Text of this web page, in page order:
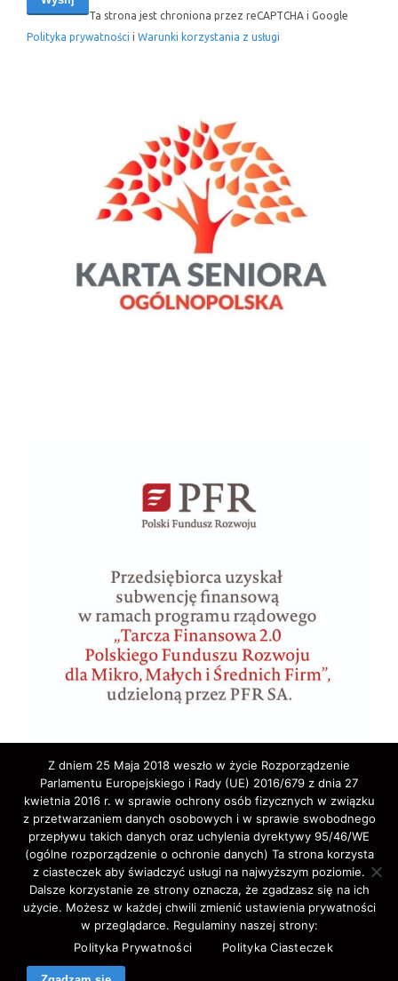
Ta strona jest chroniona przez reCAPTCHA i Google
Polityka prywatności i Warunki korzystania z usługi
Copyright © 2020 ELA-TRAVEL: Biuro Podróży,
wycieczki, wczasy, pielgrzymki, bilety lotnicze,
autokarowe,promowe,koncertowe,Western-Union,.
Z dniem 25 Maja 2018 weszło w życie Rozporządzenie
Parlamentu Europejskiego i Rady (UE) 2016/679 z dnia 27
kwietnia 2016 r. w sprawie ochrony osób fizycznych w związku
z przetwarzaniem danych osobowych i w sprawie swobodnego
przepływu takich danych oraz uchylenia dyrektywy 95/46/WE
(ogólne rozporządzenie o ochronie danych) Ta strona korzysta
z ciasteczek aby świadczyć usługi na najwyższym poziomie.
Dalsze korzystanie ze strony oznacza, że zgadzasz się na ich
użycie. Możesz w każdej chwili zmienić ustawienia prywatności
w przeglądarce. Regulaminy naszej strony:
Polityka Prywatności
Polityka Ciasteczek